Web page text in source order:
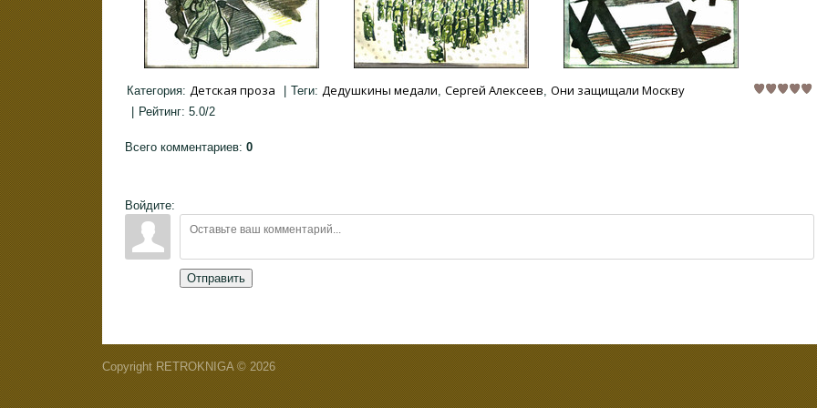
Категория: Детская проза Теги: Дедушкины медали, Сергей Алексеев, Они защищали Москву
Рейтинг: 5.0/2
Всего комментариев: 0
Войдите:
Отправить
Copyright RETROKNIGA © 2026